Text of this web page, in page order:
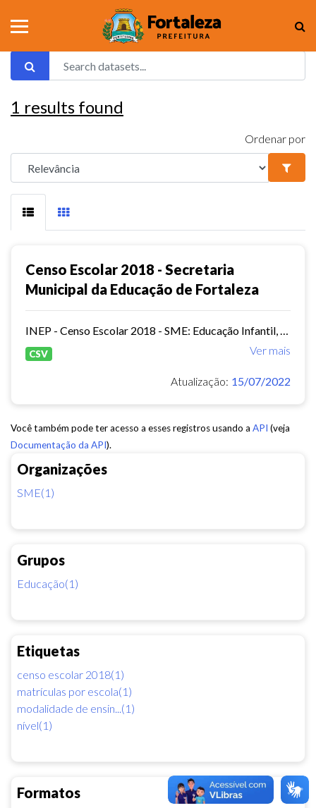
Organizações
SME(1)
Grupos
Educação(1)
Etiquetas
censo escolar 2018(1)
matrículas por escola(1)
modalidade de ensin...(1)
nível(1)
Formatos
1 results found
Ordenar por
Censo Escolar 2018 - Secretaria
Municipal da Educação de Fortaleza
Ver mais
CSV
Atualização: 15/07/2022
Você também pode ter acesso a esses registros usando a API (veja
Documentação da API).